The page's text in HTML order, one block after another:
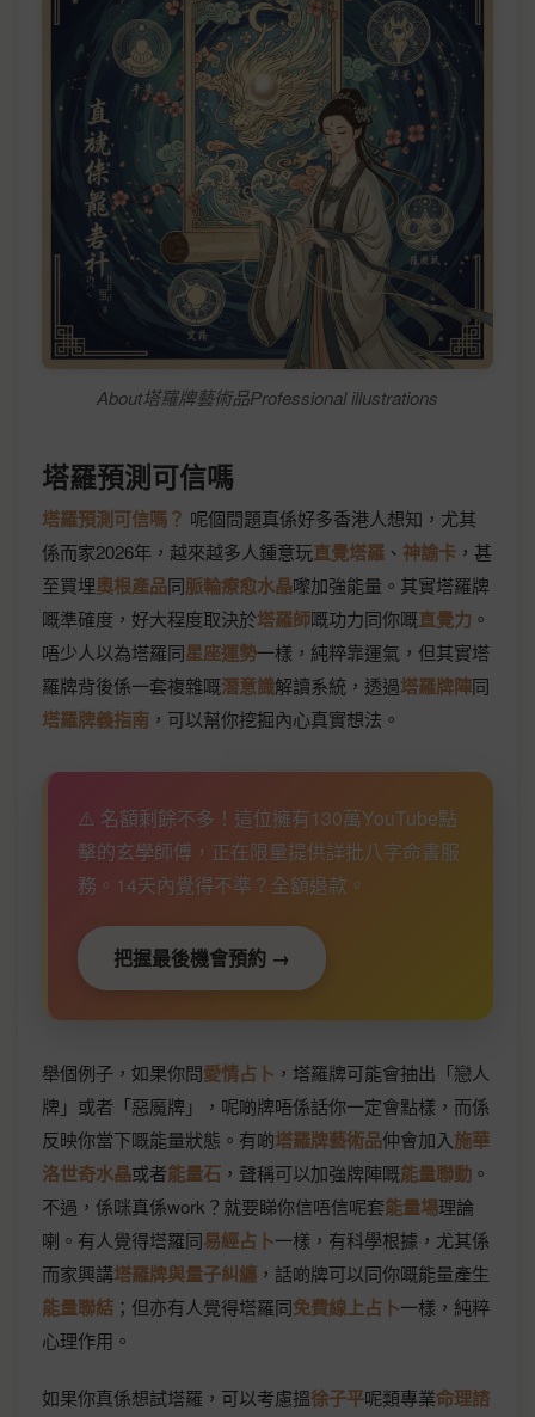
About塔羅牌藝術品Professional illustrations
塔羅預測可信嗎
塔羅預測可信嗎？ 呢個問題真係好多香港人想知，尤其
係而家2026年，越來越多人鍾意玩直覺塔羅 、 神諭卡 ，甚
至買埋奧根產品同脈輪療愈水晶嚟加強能量。其實塔羅牌
嘅準確度，好大程度取決於塔羅師嘅功力同你嘅直覺力 。
唔少人以為塔羅同星座運勢一樣，純粹靠運氣，但其實塔
羅牌背後係一套複雜嘅潛意識解讀系統，透過塔羅牌陣同
塔羅牌義指南 ，可以幫你挖掘內心真實想法。
⚠️ 名額剩餘不多！這位擁有130萬YouTube點
擊的玄學師傅，正在限量提供詳批八字命書服
務。14天內覺得不準？全額退款。
把握最後機會預約 →
舉個例子，如果你問愛情占卜 ，塔羅牌可能會抽出「戀人
牌」或者「惡魔牌」，呢啲牌唔係話你一定會點樣，而係
反映你當下嘅能量狀態。有啲塔羅牌藝術品仲會加入施華
洛世奇水晶或者能量石 ，聲稱可以加強牌陣嘅能量聯動 。
不過，係咪真係work？就要睇你信唔信呢套能量場理論
喇。有人覺得塔羅同易經占卜一樣，有科學根據，尤其係
而家興講塔羅牌與量子糾纏 ，話啲牌可以同你嘅能量產生
能量聯結 ；但亦有人覺得塔羅同免費線上占卜一樣，純粹
心理作用。
如果你真係想試塔羅，可以考慮搵徐子平呢類專業命理諮